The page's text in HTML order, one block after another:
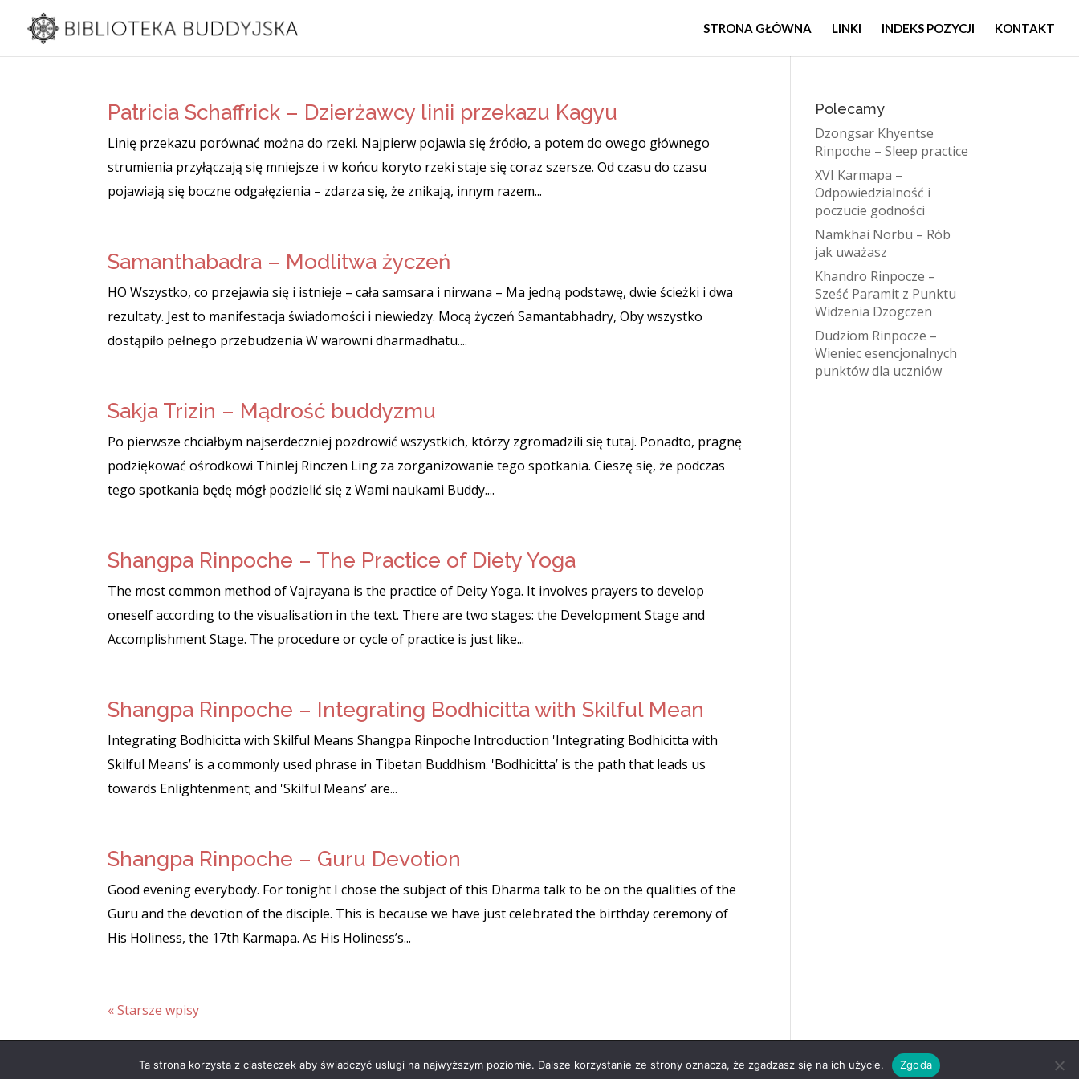
STRONA GŁÓWNA LINKI INDEKS POZYCJI KONTAKT
Patricia Schaffrick – Dzierżawcy linii przekazu Kagyu
Linię przekazu porównać można do rzeki. Najpierw pojawia się źródło, a potem do owego głównego
strumienia przyłączają się mniejsze i w końcu koryto rzeki staje się coraz szersze. Od czasu do czasu
pojawiają się boczne odgałęzienia – zdarza się, że znikają, innym razem...
Samanthabadra – Modlitwa życzeń
HO Wszystko, co przejawia się i istnieje – cała samsara i nirwana – Ma jedną podstawę, dwie ścieżki i dwa
rezultaty. Jest to manifestacja świadomości i niewiedzy. Mocą życzeń Samantabhadry, Oby wszystko
dostąpiło pełnego przebudzenia W warowni dharmadhatu....
Sakja Trizin – Mądrość buddyzmu
Po pierwsze chciałbym najserdeczniej pozdrowić wszystkich, którzy zgromadzili się tutaj. Ponadto, pragnę
podziękować ośrodkowi Thinlej Rinczen Ling za zorganizowanie tego spotkania. Cieszę się, że podczas
tego spotkania będę mógł podzielić się z Wami naukami Buddy....
Shangpa Rinpoche – The Practice of Diety Yoga
The most common method of Vajrayana is the practice of Deity Yoga. It involves prayers to develop
oneself according to the visualisation in the text. There are two stages: the Development Stage and
Accomplishment Stage. The procedure or cycle of practice is just like...
Shangpa Rinpoche – Integrating Bodhicitta with Skilful Mean
Integrating Bodhicitta with Skilful Means Shangpa Rinpoche Introduction 'Integrating Bodhicitta with
Skilful Means’ is a commonly used phrase in Tibetan Buddhism. 'Bodhicitta’ is the path that leads us
towards Enlightenment; and 'Skilful Means’ are...
Shangpa Rinpoche – Guru Devotion
Good evening everybody. For tonight I chose the subject of this Dharma talk to be on the qualities of the
Guru and the devotion of the disciple. This is because we have just celebrated the birthday ceremony of
His Holiness, the 17th Karmapa. As His Holiness’s...
« Starsze wpisy
Polecamy
Dzongsar Khyentse
Rinpoche – Sleep practice
XVI Karmapa –
Odpowiedzialność i
poczucie godności
Namkhai Norbu – Rób
jak uważasz
Khandro Rinpocze –
Sześć Paramit z Punktu
Widzenia Dzogczen
Dudziom Rinpocze –
Wieniec esencjonalnych
punktów dla uczniów
Biblioteka Buddyjska | Dharma.pl
Ta strona korzysta z ciasteczek aby świadczyć usługi na najwyższym poziomie. Dalsze korzystanie ze strony oznacza, że zgadzasz się na ich użycie. Zgoda